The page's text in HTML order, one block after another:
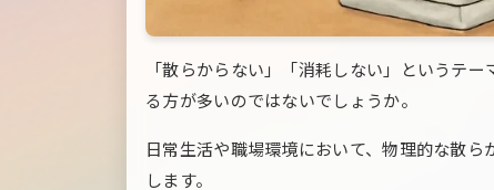
「散らからない」「消耗しない」というテ
る方が多いのではないでしょうか。
日常生活や職場環境において、物理的な散
します。